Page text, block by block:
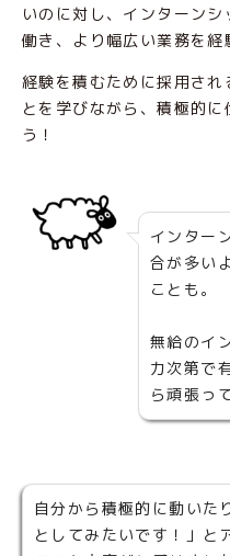
いのに対し、インターン
働き、より幅広い業務を経
経験を積むために採用さ
とを学びながら、積極的
う！
インター
合が多い
ことも。
無給のイ
力次第で
ら頑張っ
自分から積極的に動いた
としてみたいです！」と